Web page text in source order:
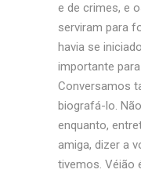
e de crimes, e
serviram para
havia se
importante
Conversamos
biografá-lo.
enquanto,
amiga, dizer a
tivemos. Véião